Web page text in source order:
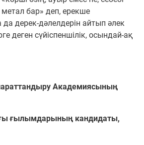
бар» деп, ерекше
дерек-дәлелдерін айтып әлек
деген сүйіспеншілік, осындай-ақ
Академиясының
ғылымдарының кандидаты,